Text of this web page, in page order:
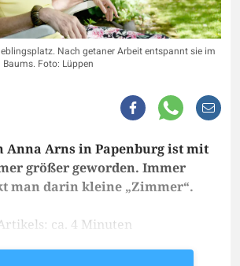
Nach getaner Arbeit entspannt sie im
Foto: Lüppen
Anna Arns in Papenburg ist mit
größer geworden. Immer
man darin kleine „Zimmer“.
ca. 4 Minuten